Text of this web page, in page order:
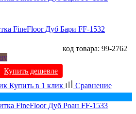
FineFloor Дуб Бари FF-1532
код товара: 99-2762
Купить дешевле
Купить в 1 клик
Сравнение